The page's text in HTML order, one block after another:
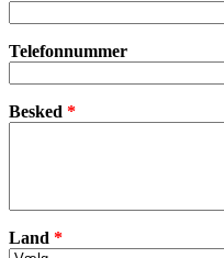
Telefonnummer
Besked *
Land *